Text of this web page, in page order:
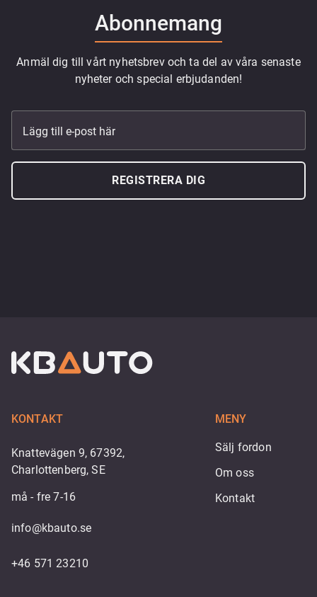
Abonnemang
Anmäl dig till vårt nyhetsbrev och ta del av våra senaste
nyheter och special erbjudanden!
Lägg till e-post här
REGISTRERA DIG
KONTAKT
Knattevägen 9, 67392,
Charlottenberg, SE
må - fre 7-16
info@kbauto.se
+46 571 23210
MENY
Sälj fordon
Om oss
Kontakt